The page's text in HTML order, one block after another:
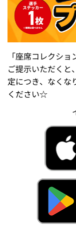
「座席コレクシ
ご提示いただくと
定につき、なくな
ください☆